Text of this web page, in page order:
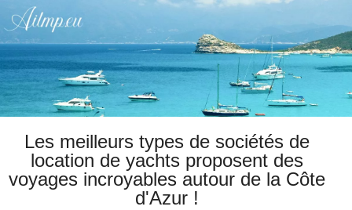
Les meilleurs types de sociétés de
location de yachts proposent des
voyages incroyables autour de la Côte
d'Azur !